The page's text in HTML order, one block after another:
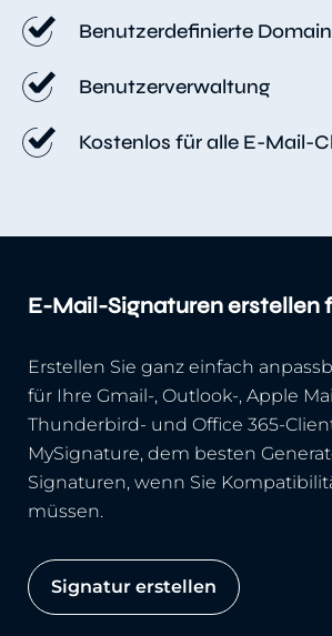
Benutzerdefinierte Domain
Benutzerverwaltung
Kostenlos für alle E-Mail-
E-Mail-Signaturen erstellen
Erstellen Sie ganz einfach
für Ihre Gmail-, Outlook-, Apple
Thunderbird- und Office 365-
MySignature, dem besten
Signaturen, wenn Sie
müssen.
Signatur erstellen